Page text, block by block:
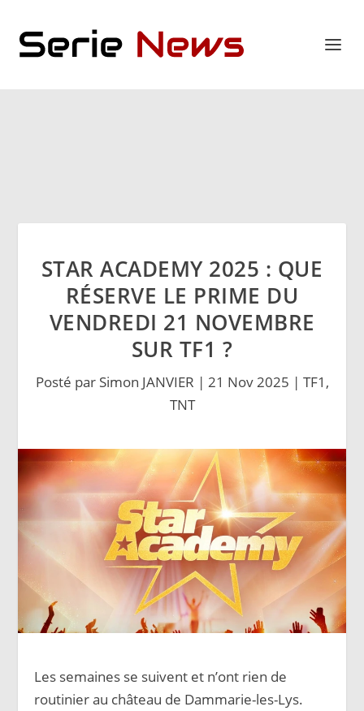
STAR ACADEMY 2025 : QUE
RÉSERVE LE PRIME DU
VENDREDI 21 NOVEMBRE
SUR TF1 ?
Posté par Simon JANVIER | 21 Nov 2025 | TF1 ,
TNT
Les semaines se suivent et n’ont rien de
routinier au château de Dammarie-les-Lys.